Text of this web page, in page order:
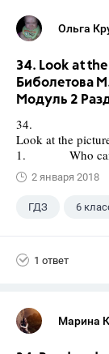
Ольга
34. Look at
Биболетова
Модуль 2
34.
Look at the
1. Who can
2 января 2018
ГДЗ 6
1 ответ
Марина